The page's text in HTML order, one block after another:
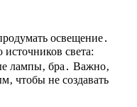
освещение․
источников света:
лампы‚ бра․ Важно‚
чтобы не создавать